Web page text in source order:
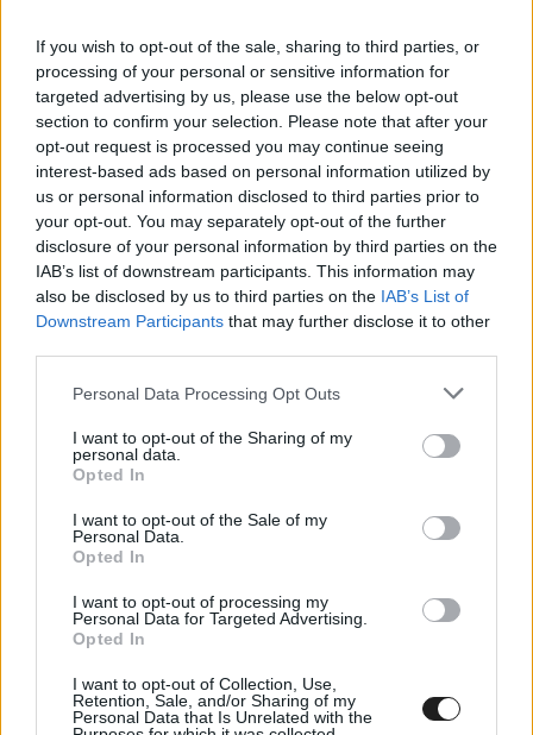
If you wish to opt-out of the sale, sharing to third parties, or
processing of your personal or sensitive information for
targeted advertising by us, please use the below opt-out
section to confirm your selection. Please note that after your
opt-out request is processed you may continue seeing
interest-based ads based on personal information utilized by
us or personal information disclosed to third parties prior to
your opt-out. You may separately opt-out of the further
disclosure of your personal information by third parties on the
IAB’s list of downstream participants. This information may
also be disclosed by us to third parties on the IAB’s List of
Downstream Participants that may further disclose it to other
Please note that this website/app uses one or more Google
not limited to your visit or usage behaviour. You may click to
grant or deny consent to Google and its third-party tags to
use your data for below specified purposes in below Google
consent section.
Personal Data Processing Opt Outs
I want to opt-out of the Sharing of my
personal data.
Opted In
I want to opt-out of the Sale of my
Personal Data.
Opted In
I want to opt-out of processing my
Personal Data for Targeted Advertising.
Opted In
I want to opt-out of Collection, Use,
Retention, Sale, and/or Sharing of my
Personal Data that Is Unrelated with the
pozícióért, az utolsó próbálkozásom előtt pedig
tudtam, hogy oda kell tennem magam, és
tökéletes körre van szükségem a pole-hoz.
Tapasztalatból tudtam, hogy amennyiben nem
szerzem meg a pole-t, soha nem fogom
megnyerni ezt a versenyt. Ezért minden
energiámat, minden tehetségemet bevetettem a
tökéletes körért, és működött.”